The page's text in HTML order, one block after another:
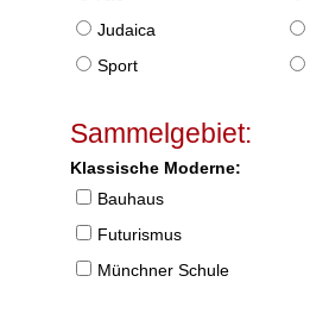
Judaica
Sport
Sammelgebiet:
Klassische Moderne:
Bauhaus
Futurismus
Münchner Schule